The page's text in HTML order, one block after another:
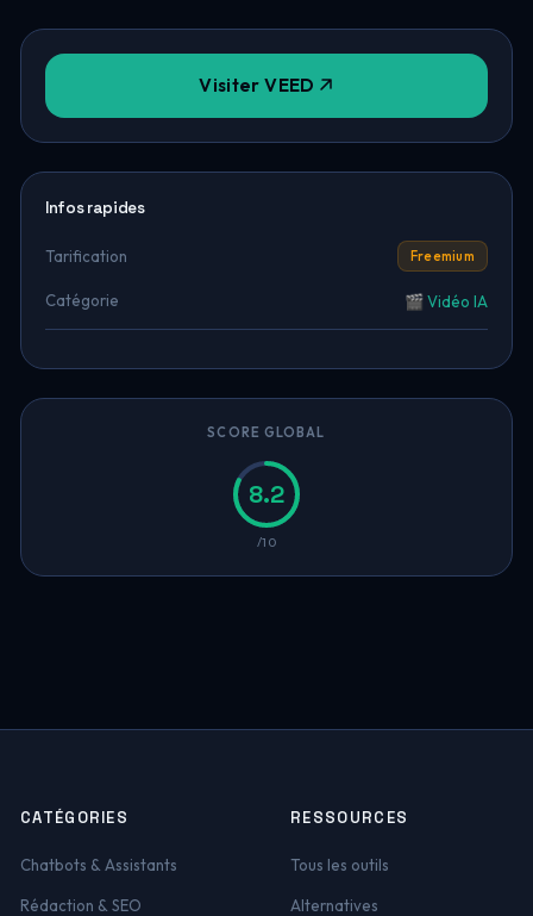
Visiter VEED
Infos rapides
Tarification Freemium
Catégorie 🎬 Vidéo IA
SCORE GLOBAL
8.2
/10
CATÉGORIES
Chatbots & Assistants
Rédaction & SEO
RESSOURCES
Tous les outils
Alternatives